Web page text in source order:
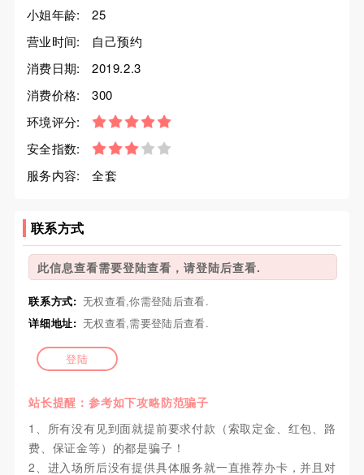
小姐年龄:
25
营业时间:
自己预约
消费日期:
2019.2.3
消费价格:
300
环境评分:
安全指数:
服务内容:
全套
联系方式
此信息查看需要登陆查看，请登陆后查看.
联系方式: 无权查看,你需登陆后查看.
详细地址: 无权查看,需要登陆后查看.
登陆
站长提醒：参考如下攻略防范骗子
1、所有没有见到面就提前要求付款（索取定金、红包、路
费、保证金等）的都是骗子！
2、进入场所后没有提供具体服务就一直推荐办卡，并且对